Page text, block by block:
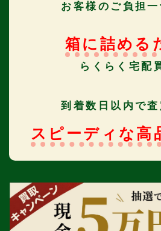
お客様のご負担一
箱に詰める
らくらく宅配
到着数日以内で査
スピーディな高